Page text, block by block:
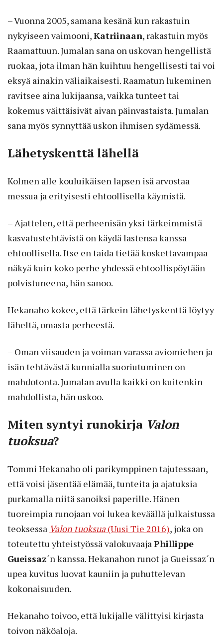
– Vuonna 2005, samana kesänä kun rakastuin
nykyiseen vaimooni,Katriinaan, rakastuin myös
Raamattuun. Jumalan sana on uskovan hengellistä
ruokaa, jota ilman hän kuihtuu hengellisesti tai voi
eksyä ainakin väliaikaisesti. Raamatun lukeminen
ravitsee aina lukijaansa, vaikka tunteet tai
kokemus väittäisivät aivan päinvastaista. Jumalan
sana myös synnyttää uskon ihmisen sydämessä.
Lähetyskenttä lähellä
Kolmen alle kouluikäisen lapsen isä arvostaa
messua ja erityisesti ehtoollisella käymistä.
– Ajattelen, että perheenisän yksi tärkeimmistä
kasvatustehtävistä on käydä lastensa kanssa
ehtoollisella. Itse en taida tietää koskettavampaa
näkyä kuin koko perhe yhdessä ehtoollispöytään
polvistuneena, hän sanoo.
Hekanaho kokee, että tärkein lähetyskenttä löytyy
läheltä, omasta perheestä.
– Oman viisauden ja voiman varassa aviomiehen ja
isän tehtävästä kunnialla suoriutuminen on
mahdotonta. Jumalan avulla kaikki on kuitenkin
mahdollista, hän uskoo.
Miten syntyi runokirja Valon
tuoksua?
Tommi Hekanaho oli parikymppinen tajutessaan,
että voisi jäsentää elämää, tunteita ja ajatuksia
purkamalla niitä sanoiksi paperille. Hänen
tuoreimpia runojaan voi lukea keväällä julkaistussa
teoksessa Valon tuoksua(Uusi Tie 2016), joka on
toteutettu yhteistyössä valokuvaaja Phillippe
Gueissaz´n kanssa. Hekanahon runot ja Gueissaz´n
upea kuvitus luovat kauniin ja puhuttelevan
kokonaisuuden.
Hekanaho toivoo, että lukijalle välittyisi kirjasta
toivon näköaloja.